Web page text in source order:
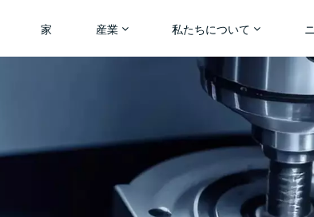
家 産業 私たちについて